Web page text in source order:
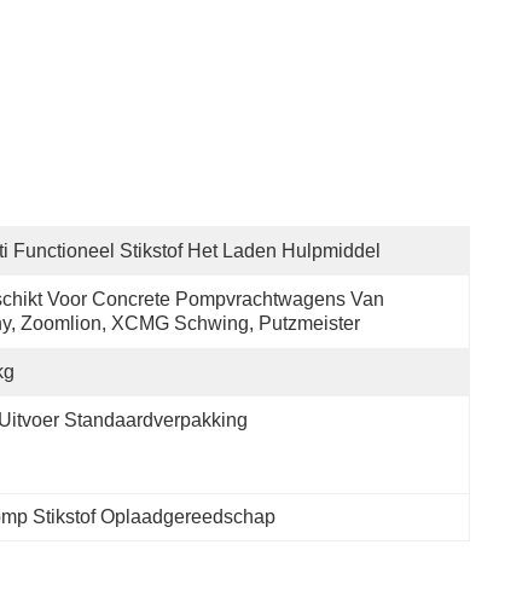
Functioneel Stikstof Het Laden Hulpmiddel
Voor Concrete Pompvrachtwagens Van
Zoomlion, XCMG Schwing, Putzmeister
Standaardverpakking
Stikstof Oplaadgereedschap